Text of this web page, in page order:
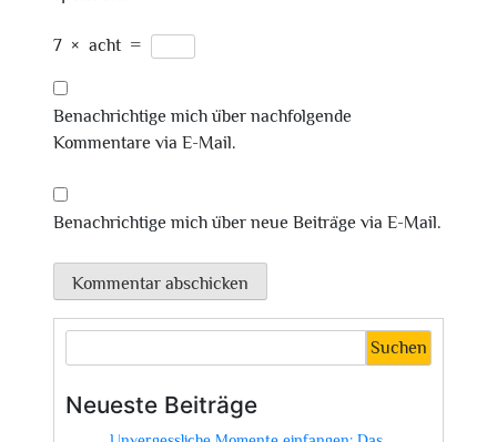
7 × acht =
Benachrichtige mich über nachfolgende
Kommentare via E-Mail.
Benachrichtige mich über neue Beiträge via E-Mail.
Suchen
Neueste Beiträge